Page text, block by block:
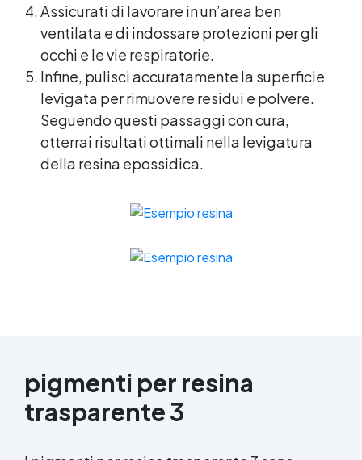
Assicurati di lavorare in un’area ben
ventilata e di indossare protezioni per gli
occhi e le vie respiratorie.
Infine, pulisci accuratamente la superficie
levigata per rimuovere residui e polvere.
Seguendo questi passaggi con cura,
otterrai risultati ottimali nella levigatura
della resina epossidica.
pigmenti per resina
trasparente3